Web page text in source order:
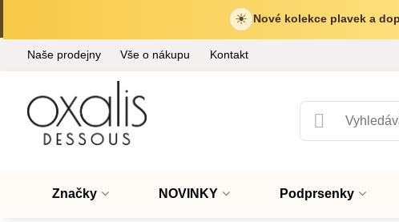
☀ Nové kolekce plavek a
Naše prodejny Vše o nákupu Kontakt
Značky NOVINKY Podprsenky